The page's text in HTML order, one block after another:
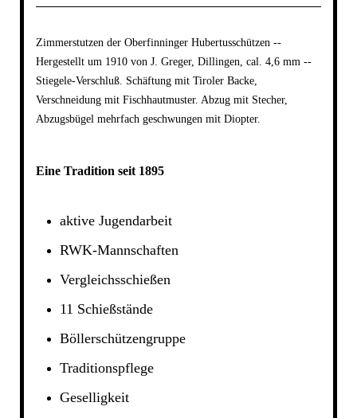
Zimmerstutzen der Oberfinninger Hubertusschützen --
Hergestellt um 1910 von J. Greger, Dillingen, cal. 4,6 mm --
Stiegele-Verschluß. Schäftung mit Tiroler Backe,
Verschneidung mit Fischhautmuster. Abzug mit Stecher,
Abzugsbügel mehrfach geschwungen mit Diopter.
Eine Tradition seit 1895
aktive Jugendarbeit
RWK-Mannschaften
Vergleichsschießen
11 Schießstände
Böllerschützengruppe
Traditionspflege
Geselligkeit